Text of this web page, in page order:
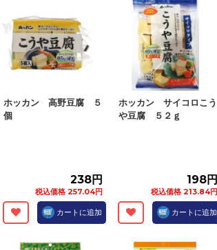
ホッカン 高野豆腐 ５
個
238円
税込価格 257.04円
カートに追加
ホッカン サイコロこう
や豆腐 ５２ｇ
198円
税込価格 213.84円
カートに追加